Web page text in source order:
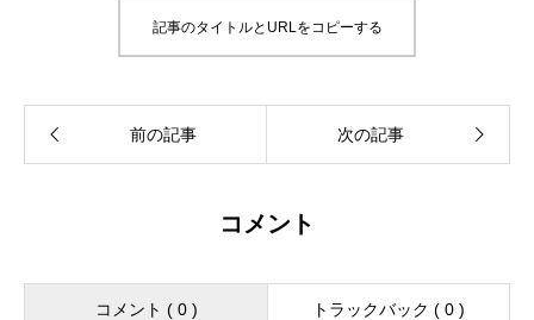
記事のタイトルとURLをコピーする
コメント
コメント ( 0 ) トラックバック ( 0 )